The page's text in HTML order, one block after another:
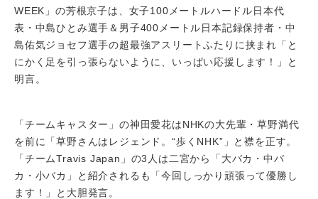
WEEK」の芳根京子は、女子100メートルハードル日本代
表・中島ひとみ選手＆男子400メートル日本記録保持者・中
島佑気ジョセフ選手の超最強アスリートふたりに挟まれ「と
にかく足を引っ張らないように、いっぱい応援します！」と
明言。
「チームキャスター」の神田愛花はNHKの大先輩・草野満代
を前に「草野さんはレジェンド。“歩くNHK”」と襟を正す。
「チームTravis Japan」の3人は二宮から「大バカ・中バ
カ・小バカ」と紹介されるも「今回しっかり頑張って優勝し
ます！」と大胆発言。